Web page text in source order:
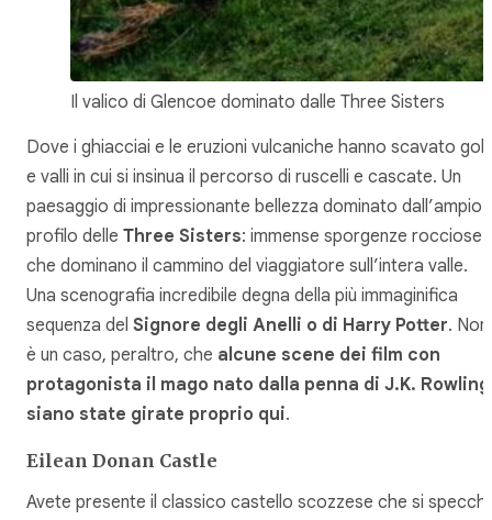
Il valico di Glencoe dominato dalle Three Sisters
Dove i ghiacciai e le eruzioni vulcaniche hanno scavato
e valli in cui si insinua il percorso di ruscelli e cascate. Un
paesaggio di impressionante bellezza dominato dall’ampio
profilo delle Three Sisters: immense sporgenze rocciose
che dominano il cammino del viaggiatore sull’intera valle.
Una scenografia incredibile degna della più immaginifica
sequenza del Signore degli Anelli o di Harry Potter. Non
è un caso, peraltro, che alcune scene dei film con
protagonista il mago nato dalla penna di J.K. Rowling
siano state girate proprio qui.
Eilean Donan Castle
Avete presente il classico castello scozzese che si